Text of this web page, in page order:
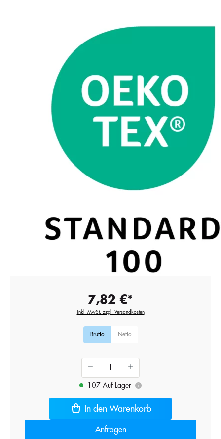
7,82 €*
inkl. MwSt. zzgl. Versandkosten
Brutto Netto
107 Auf Lager i
In den Warenkorb
Anfragen